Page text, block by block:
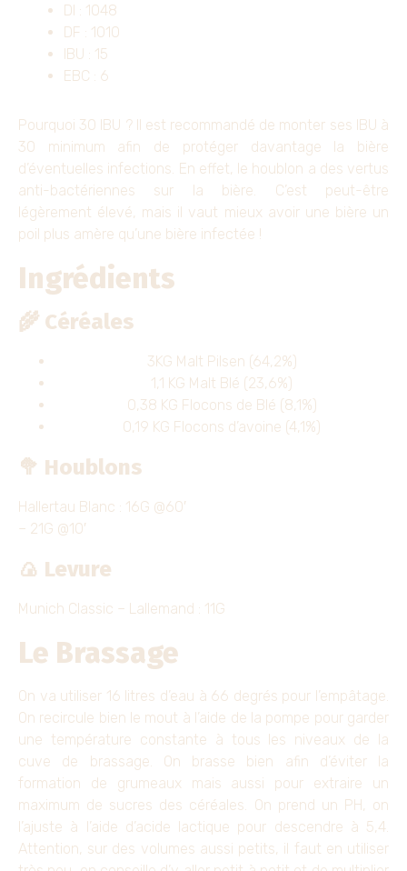
DI : 1048
DF : 1010
IBU : 15
EBC : 6
Pourquoi 30 IBU ? Il est recommandé de monter ses IBU à
30 minimum afin de protéger davantage la bière
d’éventuelles infections. En effet, le houblon a des vertus
anti-bactériennes sur la bière. C’est peut-être
légèrement élevé, mais il vaut mieux avoir une bière un
poil plus amère qu’une bière infectée !
Ingrédients
🌾 Céréales
3KG Malt Pilsen (64,2%)
1,1 KG Malt Blé (23,6%)
0,38 KG Flocons de Blé (8,1%)
0,19 KG Flocons d’avoine (4,1%)
🥦 Houblons
Hallertau Blanc : 16G @60′
– 21G @10′
🍙 Levure
Munich Classic – Lallemand : 11G
Le Brassage
On va utiliser 16 litres d’eau à 66 degrés pour l’empâtage.
On recircule bien le mout à l’aide de la pompe pour garder
une température constante à tous les niveaux de la
cuve de brassage. On brasse bien afin d’éviter la
formation de grumeaux mais aussi pour extraire un
maximum de sucres des céréales. On prend un PH, on
l’ajuste à l’aide d’acide lactique pour descendre à 5,4.
Attention, sur des volumes aussi petits, il faut en utiliser